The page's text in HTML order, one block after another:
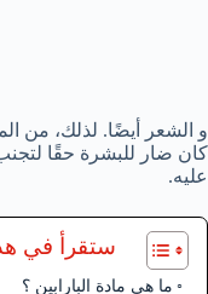
و الشعر أيضًا. لذلك، من
كان ضار للبشرة حقًا
عليه.
ستقرأ في
ما هي مادة البارابين ؟